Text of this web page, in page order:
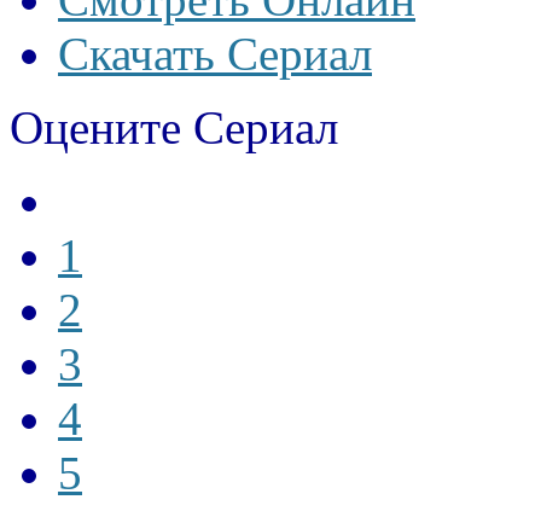
Скачать Сериал
Оцените Сериал
1
2
3
4
5